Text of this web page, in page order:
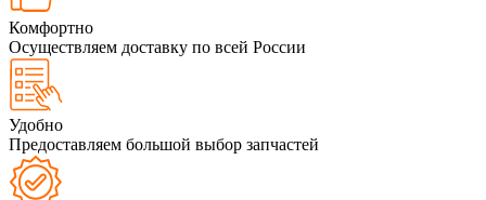
Комфортно
Осуществляем доставку по всей России
Удобно
Предоставляем большой выбор запчастей